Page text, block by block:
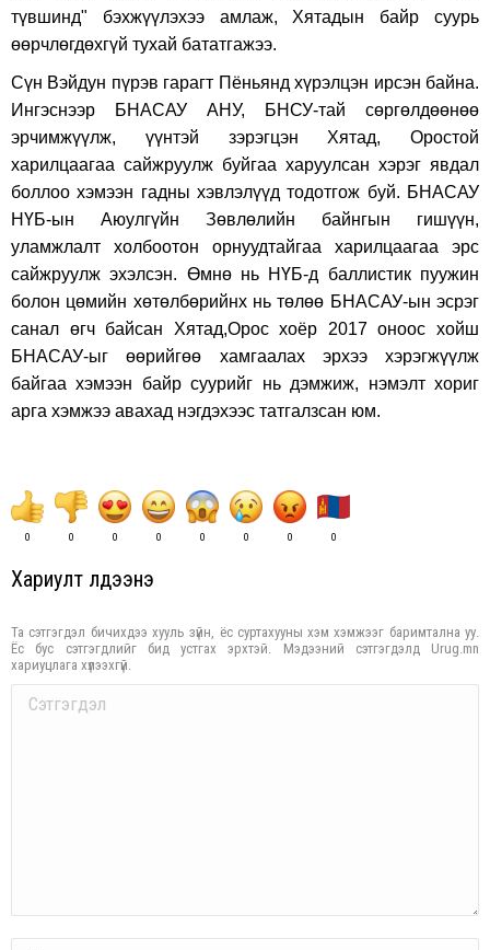
түвшинд" бэхжүүлэхээ амлаж, Хятадын байр суурь
өөрчлөгдөхгүй тухай бататгажээ.
Сүн Вэйдун пүрэв гарагт Пёньянд хүрэлцэн ирсэн байна.
Ингэснээр БНАСАУ АНУ, БНСУ-тай сөргөлдөөнөө
эрчимжүүлж, үүнтэй зэрэгцэн Хятад, Оростой
харилцаагаа сайжруулж буйгаа харуулсан хэрэг явдал
боллоо хэмээн гадны хэвлэлүүд тодотгож буй. БНАСАУ
НҮБ-ын Аюулгүйн Зөвлөлийн байнгын гишүүн,
уламжлалт холбоотон орнуудтайгаа харилцаагаа эрс
сайжруулж эхэлсэн. Өмнө нь НҮБ-д баллистик пуужин
болон цөмийн хөтөлбөрийнх нь төлөө БНАСАУ-ын эсрэг
санал өгч байсан Хятад,Орос хоёр 2017 оноос хойш
БНАСАУ-ыг өөрийгөө хамгаалах эрхээ хэрэгжүүлж
байгаа хэмээн байр суурийг нь дэмжиж, нэмэлт хориг
арга хэмжээ авахад нэгдэхээс татгалзсан юм.
0 0 0 0 0 0 0 0
Хариулт үлдээнэ үү
Та сэтгэгдэл бичихдээ хууль зүйн, ёс суртахууны хэм хэмжээг баримтална уу.
Ёс бус сэтгэгдлийг бид устгах эрхтэй. Мэдээний сэтгэгдэлд Urug.mn
хариуцлага хүлээхгүй.
Comment